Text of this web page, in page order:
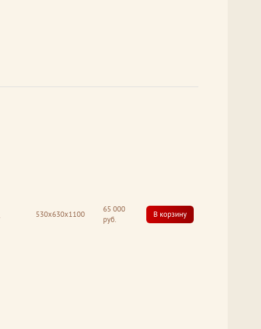
530x630x1100
65 000
руб.
В корзину